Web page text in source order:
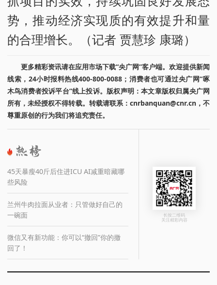
势，推动经济实现质的有效提升和量
的合理增长。（记者 贾慧珍 康璐）
更多精彩资讯请在应用市场下载“央广网”客户端。欢迎提供新闻
线索，24小时报料热线400-800-0088；消费者也可通过央广网“啄
木鸟消费者投诉平台”线上投诉。版权声明：本文章版权归属央广网
所有，未经授权不得转载。转载请联系：cnrbanquan@cnr.cn，不
尊重原创的行为我们将追究责任。
45天暴瘦40斤后住进ICU AI减重暗藏哪
些风险
兰州牛肉拉面从业者：只管做好自己的
一碗面
微信又有新功能：你可以“撤回”你的撤
回了！
长按二维码
关注精彩内容